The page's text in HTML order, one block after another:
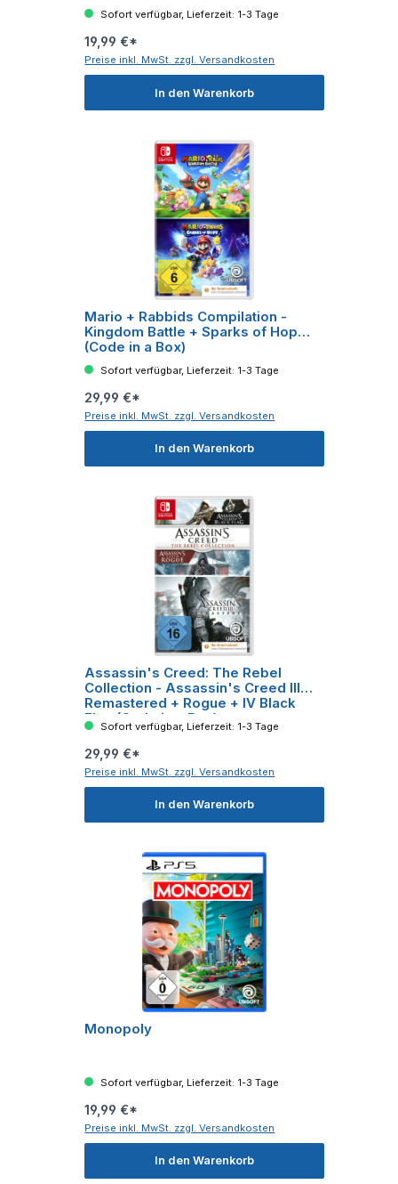
Sofort verfügbar, Lieferzeit: 1-3 Tage
19,99 €*
Preise inkl. MwSt. zzgl. Versandkosten
In den Warenkorb
Mario + Rabbids Compilation -
Kingdom Battle + Sparks of Hop
(Code in a Box)
Sofort verfügbar, Lieferzeit: 1-3 Tage
29,99 €*
Preise inkl. MwSt. zzgl. Versandkosten
In den Warenkorb
Assassin's Creed: The Rebel
Collection - Assassin's Creed III
Remastered + Rogue + IV Black
Flag (Code in a Box)
Sofort verfügbar, Lieferzeit: 1-3 Tage
29,99 €*
Preise inkl. MwSt. zzgl. Versandkosten
In den Warenkorb
Monopoly
Sofort verfügbar, Lieferzeit: 1-3 Tage
19,99 €*
Preise inkl. MwSt. zzgl. Versandkosten
In den Warenkorb